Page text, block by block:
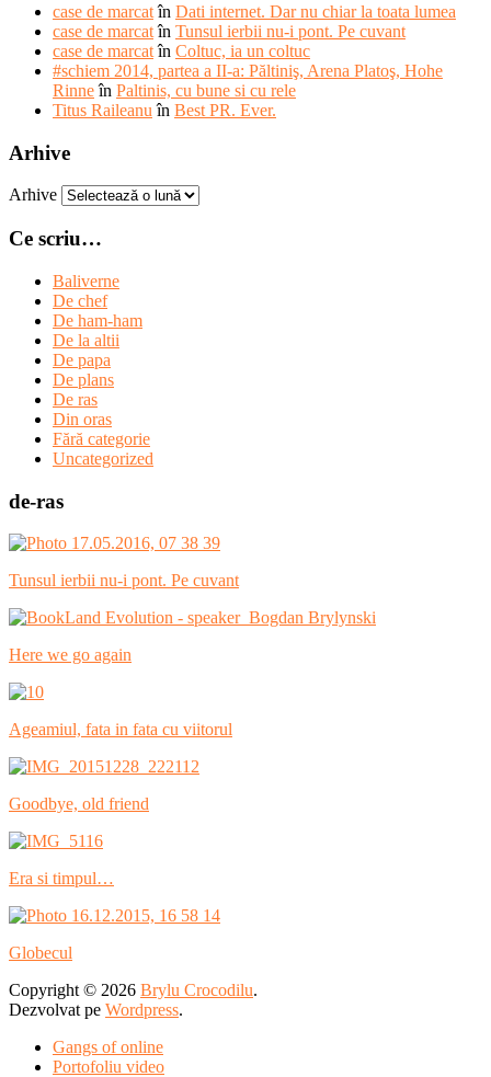
case de marcatîn Dati internet. Dar nu chiar la toata lumea
case de marcatîn Tunsul ierbii nu-i pont. Pe cuvant
case de marcatîn Coltuc, ia un coltuc
#schiem 2014, partea a II-a: Păltiniş, Arena Platoş, Hohe
Rinneîn Paltinis, cu bune si cu rele
Titus Raileanu în Best PR. Ever.
Arhive
Arhive
Ce scriu…
Baliverne
De chef
De ham-ham
De la altii
De papa
De plans
De ras
Din oras
Fără categorie
Uncategorized
de-ras
Tunsul ierbii nu-i pont. Pe cuvant
Here we go again
Ageamiul, fata in fata cu viitorul
Goodbye, old friend
Era si timpul…
Globecul
Copyright © 2026 Brylu Crocodilu.
Dezvolvat pe Wordpress.
Gangs of online
Portofoliu video